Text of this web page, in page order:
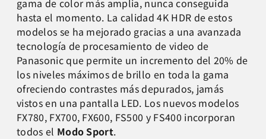
gama de color más amplia, nunca conseguida
hasta el momento. La calidad 4K HDR de estos
modelos se ha mejorado gracias a una avanzada
tecnología de procesamiento de video de
Panasonic que permite un incremento del 20% de
los niveles máximos de brillo en toda la gama
ofreciendo contrastes más depurados, jamás
vistos en una pantalla LED. Los nuevos modelos
FX780, FX700, FX600, FS500 y FS400 incorporan
todos el Modo Sport.